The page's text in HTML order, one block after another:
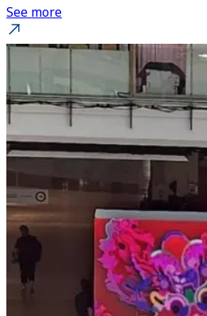
See more